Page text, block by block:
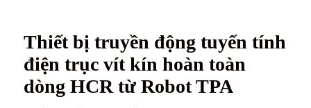
Thiết bị truyền động tuyến tính
điện trục vít kín hoàn toàn
dòng HCR từ Robot TPA